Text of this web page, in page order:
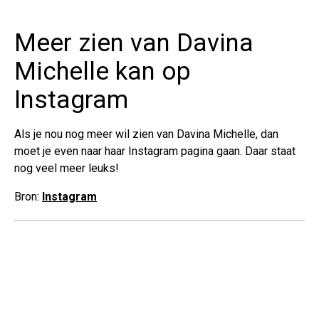
Meer zien van Davina
Michelle kan op
Instagram
Als je nou nog meer wil zien van Davina Michelle, dan
moet je even naar haar Instagram pagina gaan. Daar staat
nog veel meer leuks!
Bron: Instagram